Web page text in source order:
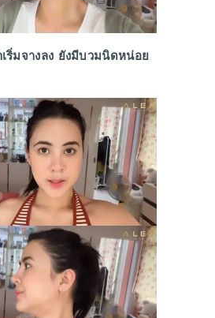
ริ่มจางลง ยังมีบวมนิดหน่อย